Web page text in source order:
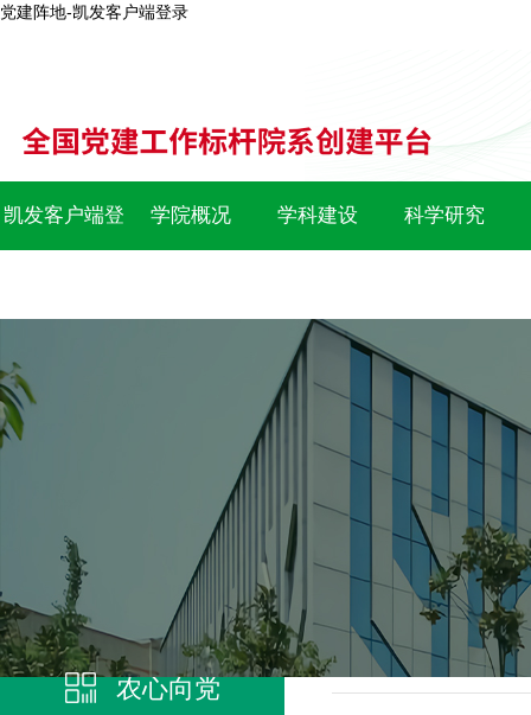
党建阵地-凯发客户端登录
凯发客户端登 学院概况 学科建设 科学研究
农心向党
凯发客户端登录 农心向